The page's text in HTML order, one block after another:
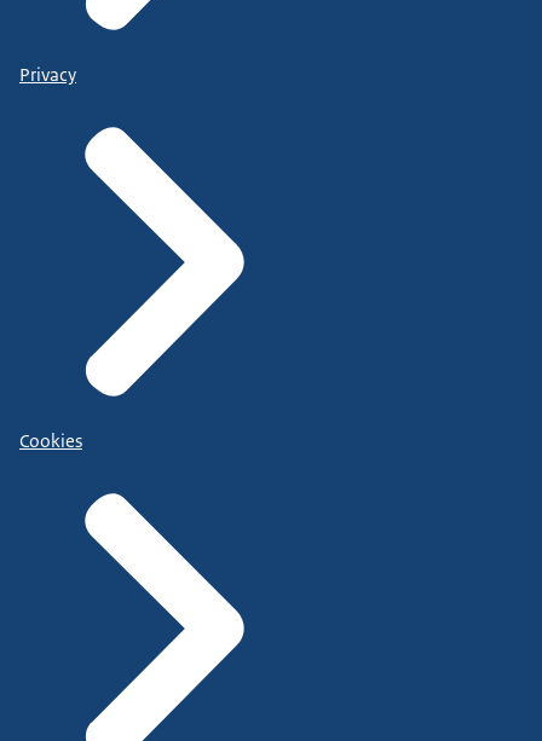
Privacy
Cookies